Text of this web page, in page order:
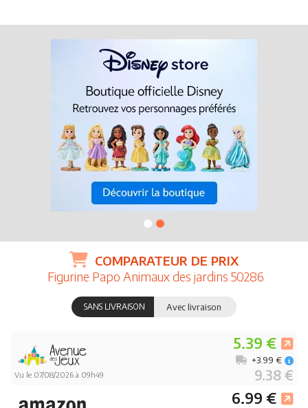
COMPARATEUR DE PRIX
Figurine Papo Animaux des jardins 50286
SANS LIVRAISON Avec livraison
Vu le 07/08/2026 à 09h49
5.39 €
9.38 €
+3.99 €
6.99 €